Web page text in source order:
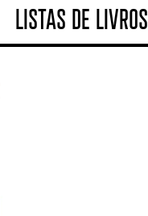
LISTAS DE LIVROS